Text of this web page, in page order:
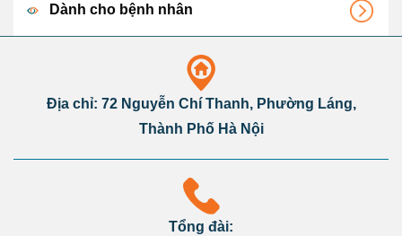
Dành cho bệnh nhân
Địa chỉ: 72 Nguyễn Chí Thanh, Phường Láng,
Thành Phố Hà Nội
Tổng đài: